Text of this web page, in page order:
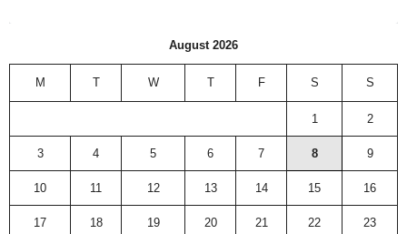
August 2026
M T W T F S S
1 2
3 4 5 6 7 8 9
10 11 12 13 14 15 16
17 18 19 20 21 22 23